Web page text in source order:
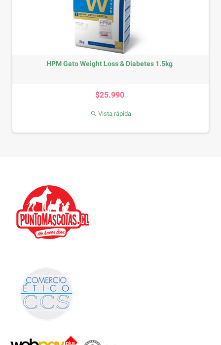
HPM Gato Weight Loss & Diabetes 1.5kg
$25.990
 Vista rápida